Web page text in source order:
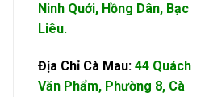
Ninh Quới, Hồng Dân, Bạc
Liêu.
Địa Chỉ Cà Mau: 44 Quách
Văn Phẩm, Phường 8, Cà